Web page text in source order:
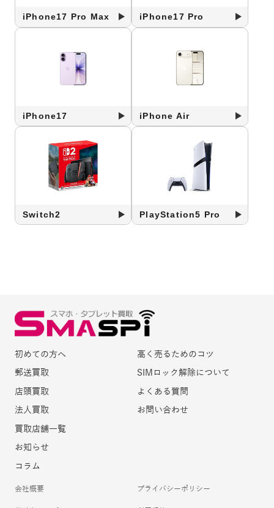
iPhone17 Pro Max iPhone17 Pro
iPhone17 iPhone Air
Switch2 PlayStation5 Pro
初めての方へ
郵送買取
店頭買取
法人買取
買取店舗一覧
お知らせ
コラム
高く売るためのコツ
SIMロック解除について
よくある質問
お問い合わせ
会社概要 プライバシーポリシー